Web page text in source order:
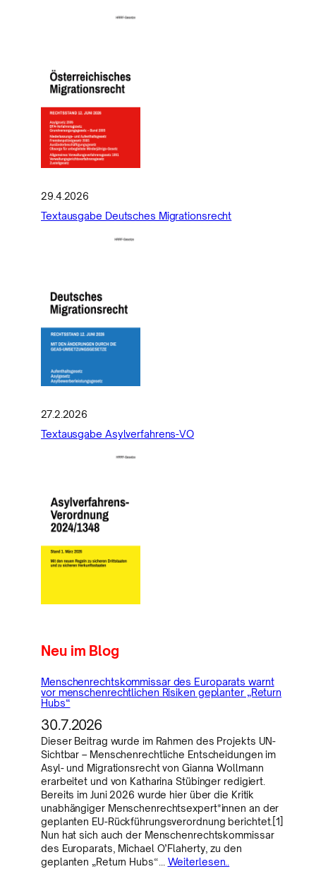
29.4.2026
Textausgabe Deutsches Migrationsrecht
27.2.2026
Textausgabe Asylverfahrens-VO
Neu im Blog
Menschenrechtskommissar des Europarats warnt
vor menschenrechtlichen Risiken geplanter „Return
Hubs“
30.7.2026
Dieser Beitrag wurde im Rahmen des Projekts UN-
Sichtbar – Menschenrechtliche Entscheidungen im
Asyl- und Migrationsrecht von Gianna Wollmann
erarbeitet und von Katharina Stübinger redigiert.
Bereits im Juni 2026 wurde hier über die Kritik
unabhängiger Menschenrechtsexpert*innen an der
geplanten EU-Rückführungsverordnung berichtet.[1]
Nun hat sich auch der Menschenrechtskommissar
des Europarats, Michael O’Flaherty, zu den
geplanten „Return Hubs“… Weiterlesen..